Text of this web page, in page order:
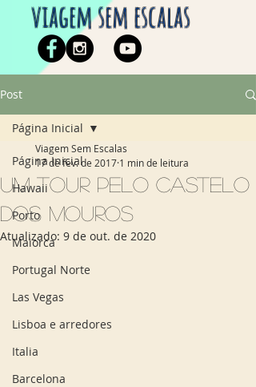
viagem sem escalas
Post
Página Inicial
Hawaii
Porto
Maiorca
Portugal Norte
Las Vegas
Lisboa e arredores
Italia
Barcelona
Página Inicial
Um tour pelo Castelo
dos Mouros
Viagem Sem Escalas
17 de fev. de 2017 1 min de leitura
Atualizado: 9 de out. de 2020